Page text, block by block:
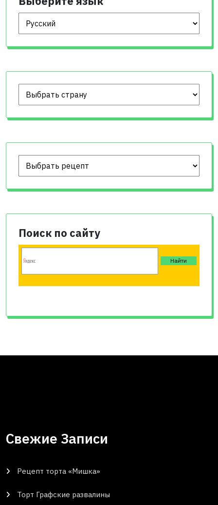
Выберите язык
Поиск по сайту
Свежие Записи
Рецепт торта «Мишка»
Торт Графские развалины